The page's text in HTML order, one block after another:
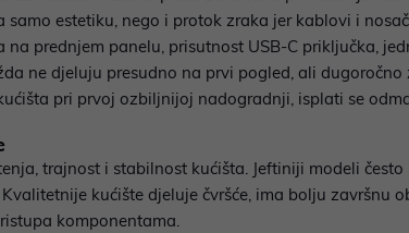
estetiku, nego i protok zraka jer kablovi i
prednjem panelu, prisutnost USB-C priključka,
ne djeluju presudno na prvi pogled, ali
pri prvoj ozbiljnijoj nadogradnji, isplati se
trajnost i stabilnost kućišta. Jeftiniji modeli
kućište djeluje čvršće, ima bolju
komponentama.